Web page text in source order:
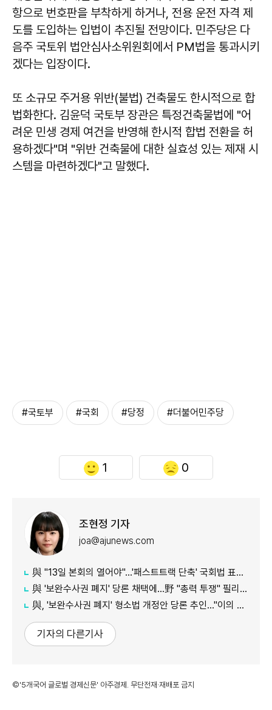
항으로 번호판을 부착하게 하거나, 전용 운전 자격 제
도를 도입하는 입법이 추진될 전망이다. 민주당은 다
음주 국토위 법안심사소위원회에서 PM법을 통과시키
겠다는 입장이다.
또 소규모 주거용 위반(불법) 건축물도 한시적으로 합
법화한다. 김윤덕 국토부 장관은 특정건축물법에 "어
려운 민생 경제 여건을 반영해 한시적 합법 전환을 허
용하겠다"며 "위반 건축물에 대한 실효성 있는 제재 시
스템을 마련하겠다"고 말했다.
#국토부 #국회 #당정 #더불어민주당
1 0
조현정 기자
joa@ajunews.com
與 "13일 본회의 열어야"…'패스트트랙 단축' 국회법 표결 추진
與 '보완수사권 폐지' 당론 채택에…野 "총력 투쟁" 필리버스터 예고
與, '보완수사권 폐지' 형소법 개정안 당론 추인…"이의 없이 채택"
기자의 다른기사
©'5개국어 글로벌 경제신문' 아주경제. 무단전재·재배포 금지